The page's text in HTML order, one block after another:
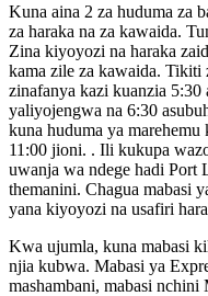
Kuna aina 2 za huduma za
za haraka na za kawaida.
Zina kiyoyozi na haraka
kama zile za kawaida. Tikiti
zinafanya kazi kuanzia 5:30
yaliyojengwa na 6:30
kuna huduma ya
11:00 jioni. . Ili kukupa
uwanja wa ndege hadi Port
themanini. Chagua mabasi
yana kiyoyozi na usafiri
Kwa ujumla, kuna mabasi
njia kubwa. Mabasi ya
mashambani, mabasi nchini